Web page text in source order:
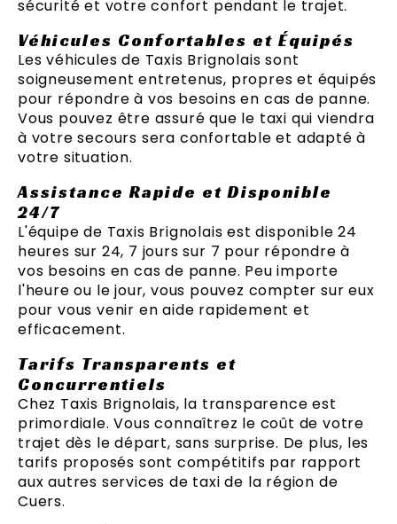
sécurité et votre confort pendant le trajet.
Véhicules Confortables et Équipés
Les véhicules de Taxis Brignolais sont
soigneusement entretenus, propres et équipés
pour répondre à vos besoins en cas de panne.
Vous pouvez être assuré que le taxi qui viendra
à votre secours sera confortable et adapté à
votre situation.
Assistance Rapide et Disponible
24/7
L'équipe de Taxis Brignolais est disponible 24
heures sur 24, 7 jours sur 7 pour répondre à
vos besoins en cas de panne. Peu importe
l'heure ou le jour, vous pouvez compter sur eux
pour vous venir en aide rapidement et
efficacement.
Tarifs Transparents et
Concurrentiels
Chez Taxis Brignolais, la transparence est
primordiale. Vous connaîtrez le coût de votre
trajet dès le départ, sans surprise. De plus, les
tarifs proposés sont compétitifs par rapport
aux autres services de taxi de la région de
Cuers.